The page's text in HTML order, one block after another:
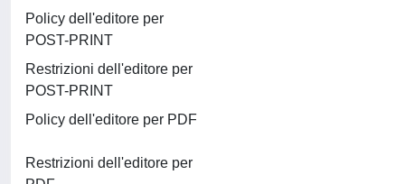
Policy dell'editore per
POST-PRINT
Restrizioni dell'editore per
POST-PRINT
Policy dell'editore per PDF
Restrizioni dell'editore per